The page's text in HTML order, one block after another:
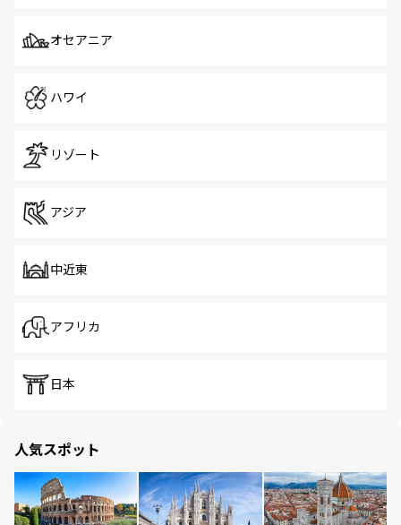
オセアニア
ハワイ
リゾート
アジア
中近東
アフリカ
日本
人気スポット